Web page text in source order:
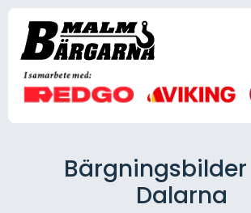
Dalarna